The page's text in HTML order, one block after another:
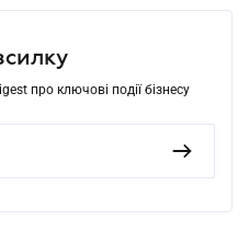
про ключові події бізнесу